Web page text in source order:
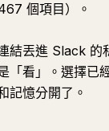
個項目）。
結丟進 Slack 的
「看」。選擇已
記憶分開了。